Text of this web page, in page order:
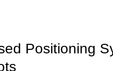
Positioning